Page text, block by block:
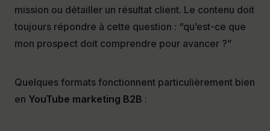
mission ou détailler un résultat client. Le contenu doit
toujours répondre à cette question : “qu’est-ce que
mon prospect doit comprendre pour avancer ?”
Quelques formats fonctionnent particulièrement bien
en YouTube marketing B2B :